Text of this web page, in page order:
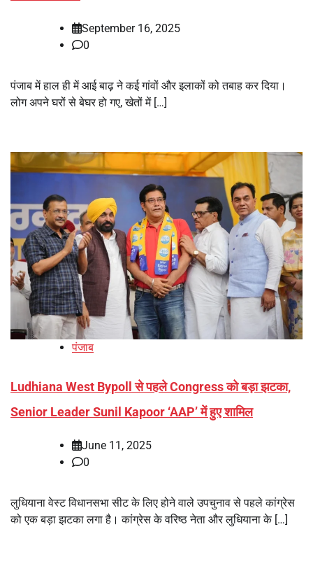
September 16, 2025
0
पंजाब में हाल ही में आई बाढ़ ने कई गांवों और इलाकों को तबाह कर दिया।
लोग अपने घरों से बेघर हो गए, खेतों में […]
पंजाब
Ludhiana West Bypoll से पहले Congress को बड़ा झटका,
Senior Leader Sunil Kapoor ‘AAP’ में हुए शामिल
June 11, 2025
0
लुधियाना वेस्ट विधानसभा सीट के लिए होने वाले उपचुनाव से पहले कांग्रेस
को एक बड़ा झटका लगा है। कांग्रेस के वरिष्ठ नेता और लुधियाना के […]